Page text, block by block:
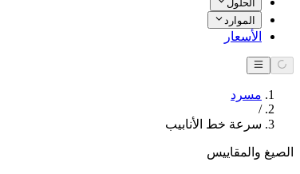
الحلول
الموارد
الأسعار
مسرد
/
سرعة خط الأنابيب
الصيغ والمقاييس